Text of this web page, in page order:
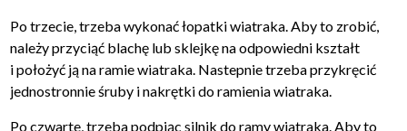
Po trzecie, trzeba wykonać łopatki wiatraka. Aby to zrobić,
należy przyciąć blachę lub sklejkę na odpowiedni kształt
i położyć ją na ramie wiatraka. Nastepnie trzeba przykręcić
jednostronnie śruby i nakrętki do ramienia wiatraka.
Po czwarte, trzeba podpiąc silnik do ramy wiatraka. Aby to